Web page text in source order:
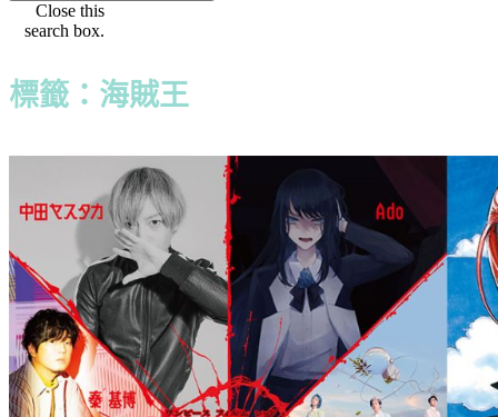
Close this
search box.
標籤：海賊王